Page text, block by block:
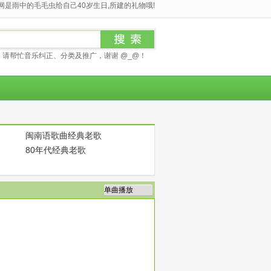
是雨中的毛毛虫给自己40岁生日,所建的礼物哦!
帮忙音乐纠正、分类及推广，谢谢 @_@！
闽南语歌曲经典老歌
80年代经典老歌